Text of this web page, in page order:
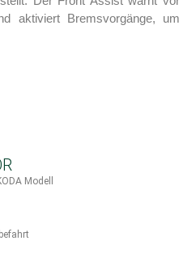
aktiviert Bremsvorgänge, um
Modell